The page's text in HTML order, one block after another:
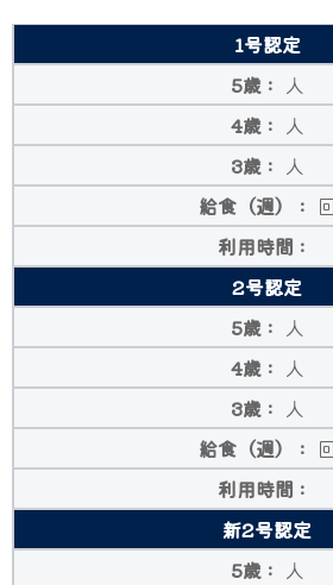
1号認定
人
人
人
回
2号認定
人
人
人
回
新2号認定
人